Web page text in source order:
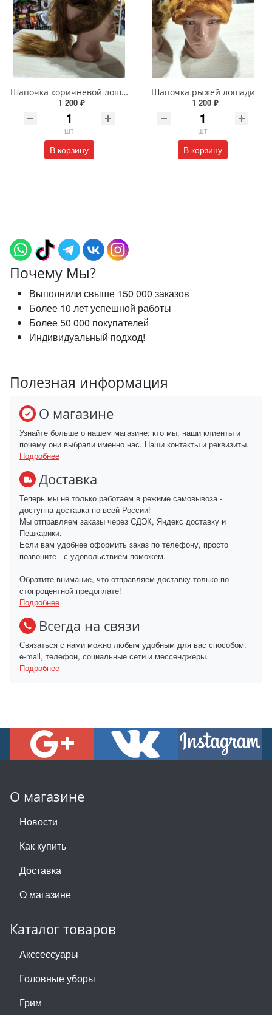
Шапочка коричневой лошади
1 200 ₽
шт
В корзину
Шапочка рыжей лошади
1 200 ₽
шт
В корзину
Почему Мы?
Выполнили свыше 150 000 заказов
Более 10 лет успешной работы
Более 50 000 покупателей
Индивидуальный подход!
Полезная информация
О магазине
Узнайте больше о нашем магазине: кто мы, наши клиенты и
почему они выбрали именно нас. Наши контакты и реквизиты.
Подробнее
Доставка
Теперь мы не только работаем в режиме самовывоза -
доступна доставка по всей России!
Мы отправляем заказы через СДЭК, Яндекс доставку и
Пешкарики.
Если вам удобнее оформить заказ по телефону, просто
позвоните - с удовольствием поможем.
Обратите внимание, что отправляем доставку только по
стопроцентной предоплате!
Подробнее
Всегда на связи
Связаться с нами можно любым удобным для вас способом:
e-mail, телефон, социальные сети и мессенджеры.
Подробнее
О магазине
Новости
Как купить
Доставка
О магазине
Каталог товаров
Акссессуары
Головные уборы
Грим